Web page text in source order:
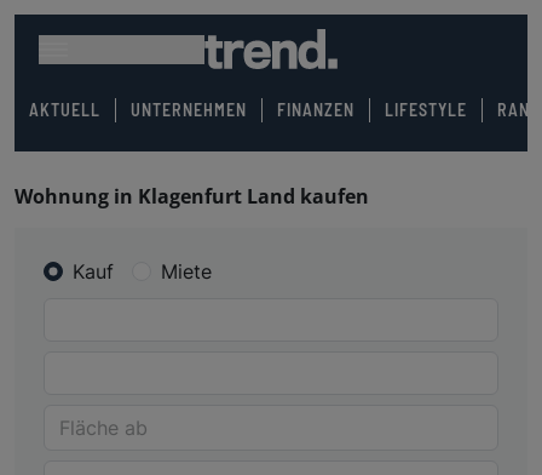
AKTUELL UNTERNEHMEN FINANZEN LIFESTYLE
Wohnung in Klagenfurt Land kaufen
Kauf Miete